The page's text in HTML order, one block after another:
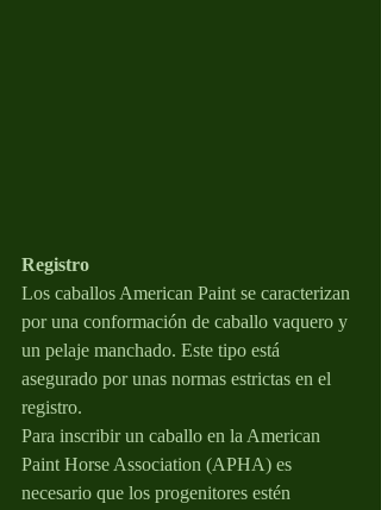
Registro
Los caballos American Paint se caracterizan
por una conformación de caballo vaquero y
un pelaje manchado. Este tipo está
asegurado por unas normas estrictas en el
registro.
Para inscribir un caballo en la American
Paint Horse Association (APHA) es
necesario que los progenitores estén